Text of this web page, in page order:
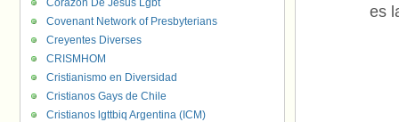
es
Corazón De Jesús Lgbt
Covenant Network of Presbyterians
Creyentes Diverses
CRISMHOM
Cristianismo en Diversidad
Cristianos Gays de Chile
Cristianos lgttbiq Argentina (ICM)